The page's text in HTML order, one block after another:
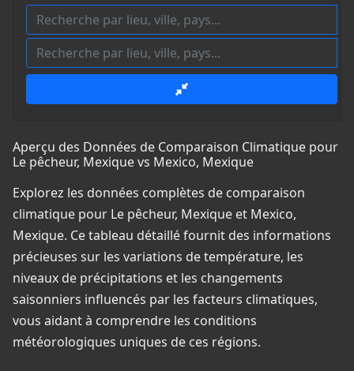
Aperçu des Données de Comparaison Climatique pour
Le pêcheur, Mexique vs Mexico, Mexique
Explorez les données complètes de comparaison
climatique pour Le pêcheur, Mexique et Mexico,
Mexique. Ce tableau détaillé fournit des informations
précieuses sur les variations de température, les
niveaux de précipitations et les changements
saisonniers influencés par les facteurs climatiques,
vous aidant à comprendre les conditions
météorologiques uniques de ces régions.